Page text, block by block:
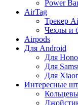
Power
AirTag
Трекер
Чехлы и
Airpods
Для Android
Для
Для
Для
Интересные